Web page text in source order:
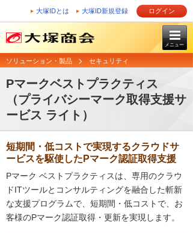
大塚IDとは 大塚ID新規登録 ログイン
メニュー
ソリューション・製品 セキュリティ
Pマークベストプラクティス
（プライバシーマーク取得支援サ
ービス ライト）
短期間・低コストで実現するクラウドサ
ービスを駆使したPマーク認証取得支援
Pマーク ベストプラクティスは、専用のクラウ
ドITツールとコンサルティングを融合した斬新
な支援プログラムで、短期間・低コストで、お
客様のPマーク認証取得・更新を実現します。